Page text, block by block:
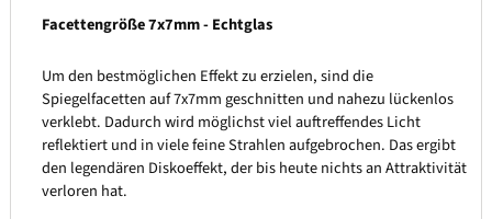
Facettengröße 7x7mm - Echtglas
Um den bestmöglichen Effekt zu erzielen, sind die
Spiegelfacetten auf 7x7mm geschnitten und nahezu lückenlos
verklebt. Dadurch wird möglichst viel auftreffendes Licht
reflektiert und in viele feine Strahlen aufgebrochen. Das ergibt
den legendären Diskoeffekt, der bis heute nichts an Attraktivität
verloren hat.